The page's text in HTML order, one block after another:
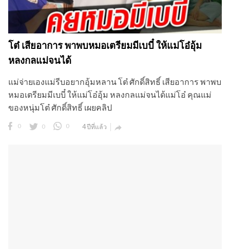
โต๋ เสียอาการ พาพบหมอเตรียมมีเบบี๋ ให้แม่โอ๋อุ้ม
หลงกลแม่จนได้
แม่จ่ายเองแม่รีบอยากอุ้มหลาน โต๋ ศักดิ์สิทธิ์ เสียอาการ พาพบ
หมอเตรียมมีเบบี๋ ให้แม่โอ๋อุ้ม หลงกลแม่จนได้แม่โอ๋ คุณแม่
ของหนุ่มโต๋ ศักดิ์สิทธิ์ เผยคลิป
0 0 0 4 ปีที่แล้ว 